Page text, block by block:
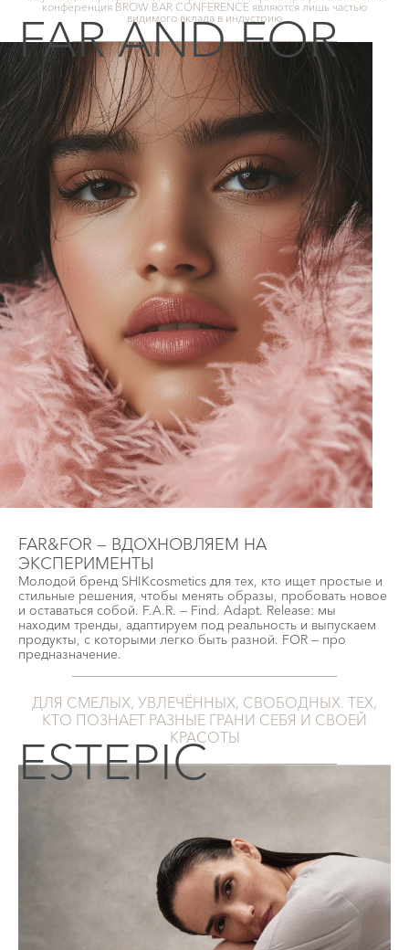
конференция BROW BAR CONFERENCE являются лишь частью
видимого вклада в индустрию
FAR AND FOR
FAR&FOR — ВДОХНОВЛЯЕМ НА
ЭКСПЕРИМЕНТЫ
Молодой бренд SHIKcosmetics для тех, кто ищет простые и
стильные решения, чтобы менять образы, пробовать новое
и оставаться собой. F.A.R. — Find. Adapt. Release: мы
находим тренды, адаптируем под реальность и выпускаем
продукты, с которыми легко быть разной. FOR — про
предназначение.
ДЛЯ СМЕЛЫХ, УВЛЕЧЁННЫХ, СВОБОДНЫХ. ТЕХ,
КТО ПОЗНАЕТ РАЗНЫЕ ГРАНИ СЕБЯ И СВОЕЙ
КРАСОТЫ
ESTEPIC